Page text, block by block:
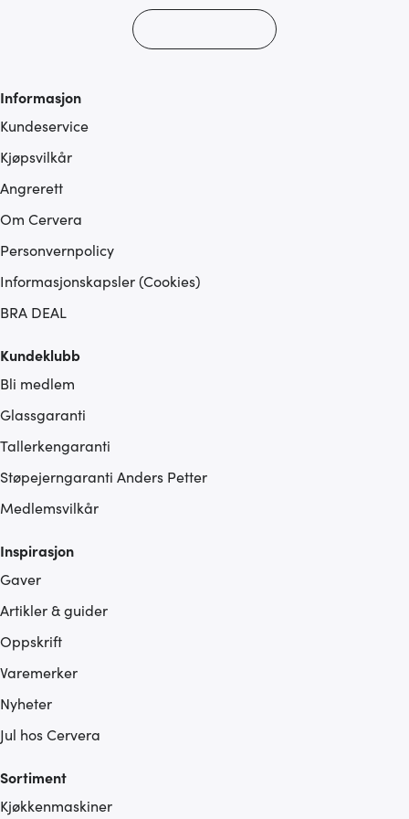
Informasjon
Kundeservice
Kjøpsvilkår
Angrerett
Om Cervera
Personvernpolicy
Informasjonskapsler (Cookies)
BRA DEAL
Kundeklubb
Bli medlem
Glassgaranti
Tallerkengaranti
Støpejerngaranti Anders Petter
Medlemsvilkår
Inspirasjon
Gaver
Artikler & guider
Oppskrift
Varemerker
Nyheter
Jul hos Cervera
Sortiment
Kjøkkenmaskiner